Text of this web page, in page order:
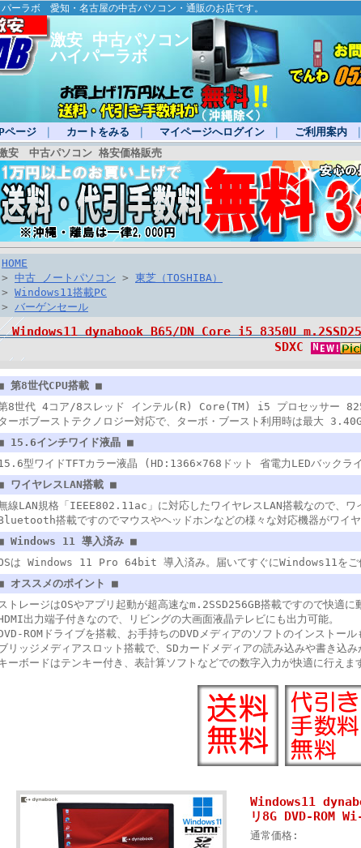
ーラボ 愛知・名古屋の中古パソコン・通販のお店です。
激安 中古パソコン
ハイパーラボ
ページ カートをみる マイページへログイン ご利用案内
安 中古パソコン 格安価格販売
HOME
> 中古 ノートパソコン > 東芝（TOSHIBA）
> Windows11搭載PC
> バーゲンセール
Windows11 dynabook B65/DN Core i5 8350U
SDXC
第8世代CPU搭載 ■
8世代 4コア/8スレッド インテル(R) Core(TM) i5 プロセッサー
ターボブーストテクノロジー対応で、ターボ・ブースト利用時は最大
15.6インチワイド液晶 ■
型ワイドTFTカラー液晶 (HD:1366×768ドット 省電力LEDバックラ
ワイヤレスLAN搭載 ■
線LAN規格「IEEE802.11ac」に対応したワイヤレスLAN搭載なので、ワ
搭載ですのでマウスやヘッドホンなどの様々な対応機器がワイヤ
Windows 11 導入済み ■
は Windows 11 Pro 64bit 導入済み。届いてすぐにWindows11をご使
オススメのポイント ■
トレージはOSやアプリ起動が超高速なm.2SSD256GB搭載ですので快適に
出力端子付きなので、リビングの大画面液晶テレビにも出力可能。
ROMドライブを搭載、お手持ちのDVDメディアのソフトのインストール
リッジメディアスロット搭載で、SDカードメディアの読み込みや書き込み
ーボードはテンキー付き、表計算ソフトなどでの数字入力が快適に行えま
Windows11
リ8G DVD-ROM
通常価格: